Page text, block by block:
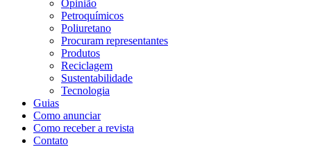
Opinião
Petroquímicos
Poliuretano
Procuram representantes
Produtos
Reciclagem
Sustentabilidade
Tecnologia
Guias
Como anunciar
Como receber a revista
Contato